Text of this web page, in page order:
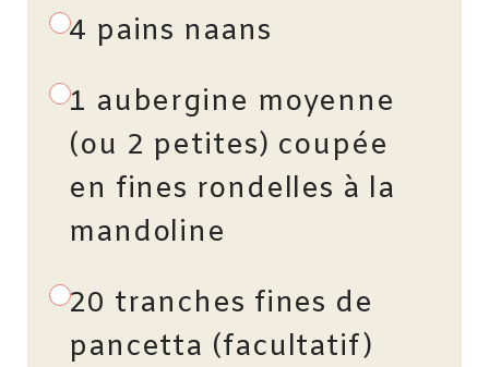
4 pains naans
1 aubergine moyenne
(ou 2 petites) coupée
en fines rondelles à la
mandoline
20 tranches fines de
pancetta (facultatif)